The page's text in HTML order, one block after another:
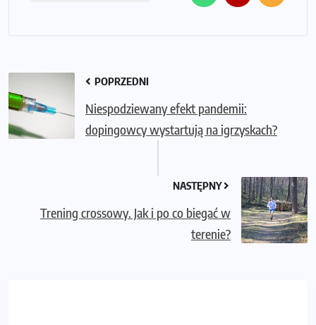
POPRZEDNI
Niespodziewany efekt pandemii:
dopingowcy wystartują na igrzyskach?
NASTĘPNY
Trening crossowy. Jak i po co biegać w
terenie?